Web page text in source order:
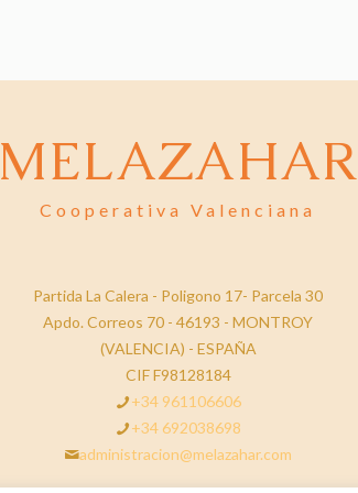
MELAZAHAR
Cooperativa Valenciana
Partida La Calera - Poligono 17- Parcela 30
Apdo. Correos 70 - 46193 - MONTROY
(VALENCIA) - ESPAÑA
CIF F98128184
+34 961106606
+34 692038698
administracion@melazahar.com